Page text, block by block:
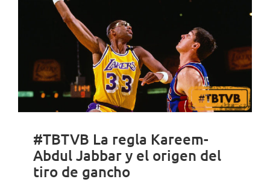
#TBTVB La regla Kareem-
Abdul Jabbar y el origen del
tiro de gancho